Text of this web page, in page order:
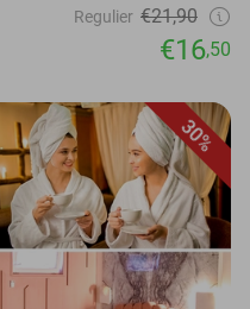
Regulier €21,90
€16,50
30%